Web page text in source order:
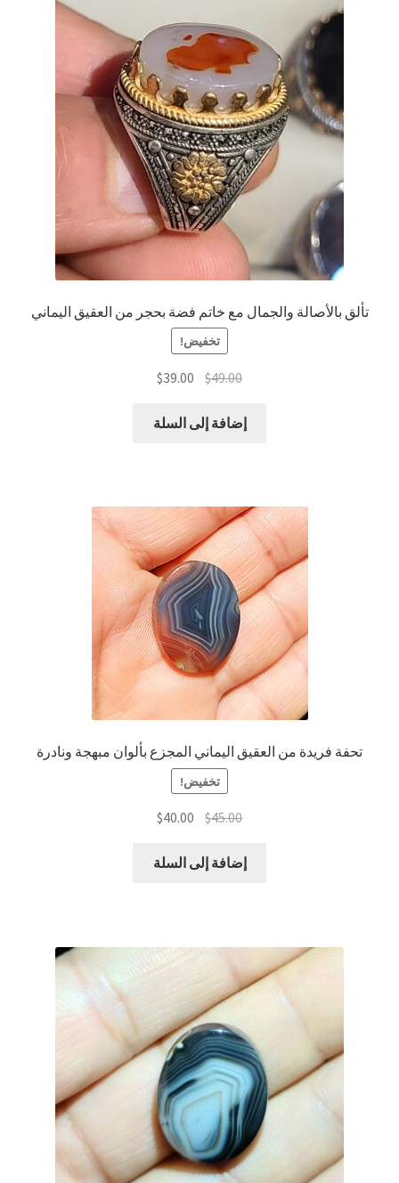
العربية
English
تألق بالأصالة والجمال مع خاتم فضة بحجر من العقيق اليماني
تخفيض!
$49.00
السعر
هو:
$39.00 السعر
هو:إضافة إلى السلة
تحفة فريدة من العقيق اليماني المجزع بألوان مبهجة ونادرة
تخفيض!
$45.00
السعر
هو:
$40.00 السعر
هو:إضافة إلى السلة